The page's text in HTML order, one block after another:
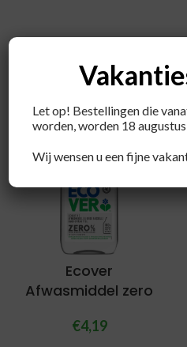
Recent
Ecover
Afwasmiddel zero
€4,19
Let op! Bestellingen die
worden, worden 18
Wij wensen u een fijne